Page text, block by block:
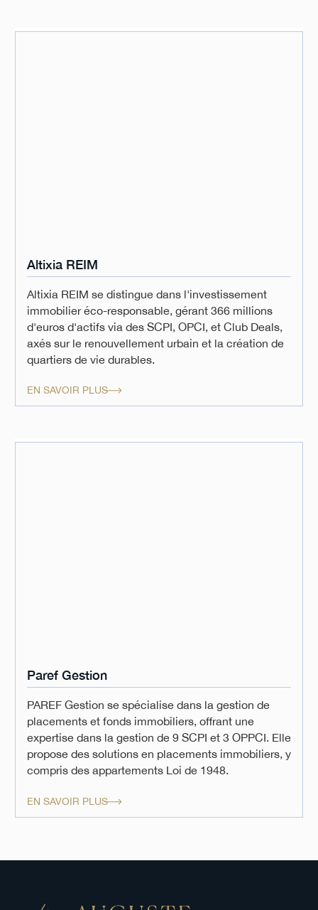
Altixia REIM
Altixia REIM se distingue dans l'investissement
immobilier éco-responsable, gérant 366 millions
d'euros d'actifs via des SCPI, OPCI, et Club Deals,
axés sur le renouvellement urbain et la création de
quartiers de vie durables.
EN SAVOIR PLUS
Paref Gestion
PAREF Gestion se spécialise dans la gestion de
placements et fonds immobiliers, offrant une
expertise dans la gestion de 9 SCPI et 3 OPPCI. Elle
propose des solutions en placements immobiliers, y
compris des appartements Loi de 1948.
EN SAVOIR PLUS